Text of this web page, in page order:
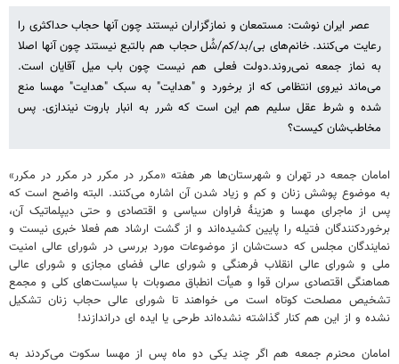
عصر ایران نوشت: مستمعان و نمازگزاران نیستند چون آنها حجاب حداکثری را
رعایت می‌کنند. خانم‌های بی/بد/‌کم/شُل حجاب هم بالتبع نیستند چون آنها اصلا
به نماز جمعه نمی‌روند.دولت فعلی هم نیست چون باب میل آقایان است.
می‌ماند نیروی انتظامی که از برخورد و "هدایت" به سبک "هدایت" مهسا منع
شده و شرط عقل سلیم هم این است که شرر به انبار باروت نیندازی. پس
مخاطب‌شان کیست؟
امامان جمعه در تهران و شهرستان‌ها هر هفته «مکرر در مکرر در مکرر در مکرر»
به موضوع پوشش زنان و کم و زیاد شدن آن اشاره می‌کنند. البته واضح است که
پس از ماجرای مهسا و هزینۀ فراوان سیاسی و اقتصادی و حتی دیپلماتیک آن،
برخوردکنندگان فتیله را پایین کشیده‌اند و از گشت ارشاد هم فعلا خبری نیست و
نمایندگان مجلس که دست‌شان از موضوعات مورد بررسی در شورای عالی امنیت
ملی و شورای عالی انقلاب فرهنگی و شورای عالی فضای مجازی و شورای عالی
هماهنگی اقتصادی سران قوا و هیأت انطباق مصوبات با سیاست‌های کلی و مجمع
تشخیص مصلحت کوتاه است می خواهند تا شورای عالی حجاب زنان تشکیل
نشده و از این هم کنار گذاشته نشده‌اند طرحی یا ایده ای دراندازند!
امامان محنرم جمعه هم اگر چند یکی دو ماه پس از مهسا سکوت می‌کردند به